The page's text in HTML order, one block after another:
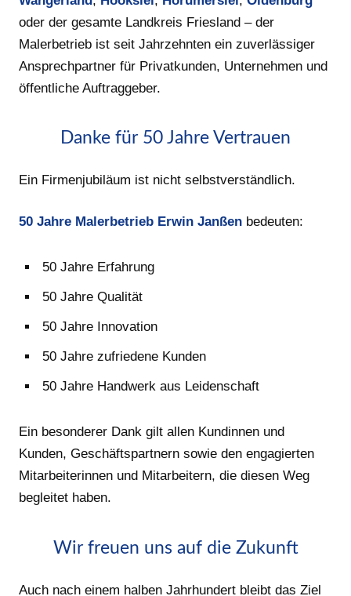
oder der gesamte Landkreis Friesland – der
Malerbetrieb ist seit Jahrzehnten ein zuverlässiger
Ansprechpartner für Privatkunden, Unternehmen und
öffentliche Auftraggeber.
Danke für 50 Jahre Vertrauen
Ein Firmenjubiläum ist nicht selbstverständlich.
50 Jahre Malerbetrieb Erwin Janßen bedeuten:
50 Jahre Erfahrung
50 Jahre Qualität
50 Jahre Innovation
50 Jahre zufriedene Kunden
50 Jahre Handwerk aus Leidenschaft
Ein besonderer Dank gilt allen Kundinnen und
Kunden, Geschäftspartnern sowie den engagierten
Mitarbeiterinnen und Mitarbeitern, die diesen Weg
begleitet haben.
Wir freuen uns auf die Zukunft
Auch nach einem halben Jahrhundert bleibt das Ziel